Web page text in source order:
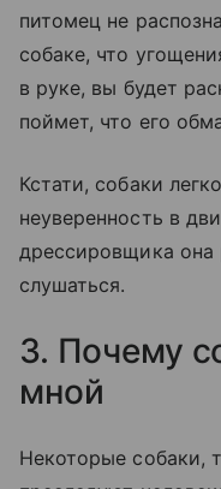
питомец не
собаке, что
в руке, вы будет
поймет, что его
Кстати, собаки
неуверенность в
дрессировщика она
слушаться.
3. Почему
мной
Некоторые собаки,